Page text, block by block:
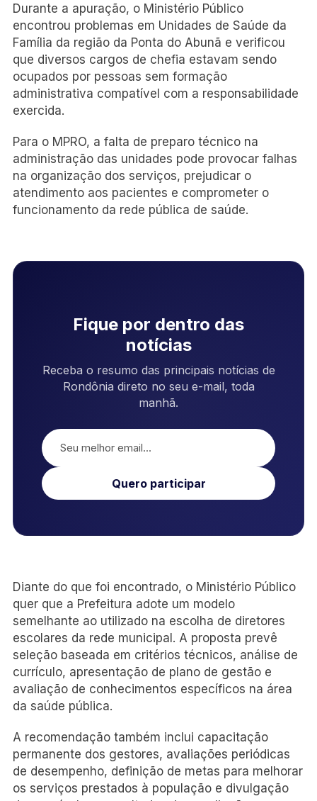
Durante a apuração, o Ministério Público
encontrou problemas em Unidades de Saúde da
Família da região da Ponta do Abunã e verificou
que diversos cargos de chefia estavam sendo
ocupados por pessoas sem formação
administrativa compatível com a responsabilidade
exercida.
Para o MPRO, a falta de preparo técnico na
administração das unidades pode provocar falhas
na organização dos serviços, prejudicar o
atendimento aos pacientes e comprometer o
funcionamento da rede pública de saúde.
Fique por dentro das
notícias
Receba o resumo das principais notícias de
Rondônia direto no seu e-mail, toda
manhã.
Quero participar
Diante do que foi encontrado, o Ministério Público
quer que a Prefeitura adote um modelo
semelhante ao utilizado na escolha de diretores
escolares da rede municipal. A proposta prevê
seleção baseada em critérios técnicos, análise de
currículo, apresentação de plano de gestão e
avaliação de conhecimentos específicos na área
da saúde pública.
A recomendação também inclui capacitação
permanente dos gestores, avaliações periódicas
de desempenho, definição de metas para melhorar
os serviços prestados à população e divulgação